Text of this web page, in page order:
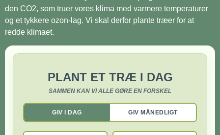
den CO2, som truer vores klima med varmere temperaturer
og et tykkere ozon-lag. Vi skal derfor plante træer for at
redde klimaet.
PLANT ET TRÆ I DAG
SAMMEN KAN VI ALLE GØRE EN FORSKEL
GIV I DAG GIV MÅNEDLIGT